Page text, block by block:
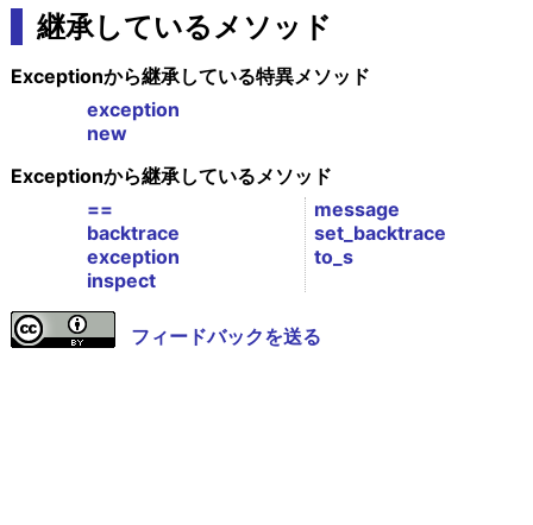
継承しているメソッド
Exceptionから継承している特異メソッド
exception
new
Exceptionから継承しているメソッド
==
backtrace
exception
inspect
message
set_backtrace
to_s
フィードバックを送る